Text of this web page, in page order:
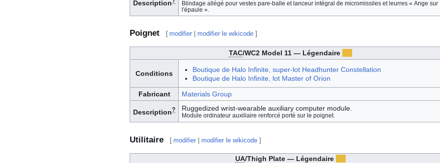
Description
Blindage allégé pour vestes pare-balle et lanceur intégral de micromissiles et leurres « Ange sur
l'épaule ».
Poignet [ modifier |modifier le wikicode ]
TAC/WC2 Model 11 — Légendaire
Conditions
Boutique de Halo Infinite, super-lot Headhunter Constellation
Boutique de Halo Infinite, lot Master of Orion
Fabricant Materials Group
Description? Ruggedized wrist-wearable auxiliary computer module.
Module ordinateur auxiliaire renforcé porté sur le poignet.
Utilitaire [ modifier |modifier le wikicode ]
UA/Thigh Plate — Légendaire